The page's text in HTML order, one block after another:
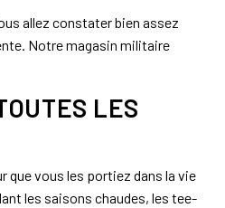
allez constater bien assez
Notre magasin militaire
LES
que vous les portiez dans la vie
les saisons chaudes, les tee-